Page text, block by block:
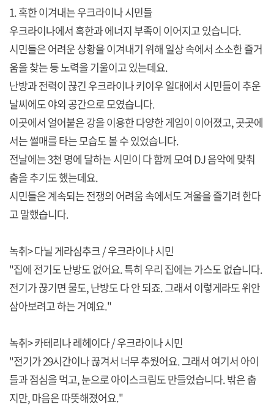
1. 혹한 이겨내는 우크라이나 시민들
우크라이나에서 혹한과 에너지 부족이 이어지고 있습니다.
시민들은 어려운 상황을 이겨내기 위해 일상 속에서 소소한 즐거
움을 찾는 등 노력을 기울이고 있는데요.
난방과 전력이 끊긴 우크라이나 키이우 일대에서 시민들이 추운
날씨에도 야외 공간으로 모였습니다.
이곳에서 얼어붙은 강을 이용한 다양한 게임이 이어졌고, 곳곳에
서는 썰매를 타는 모습도 볼 수 있었습니다.
전날에는 3천 명에 달하는 시민이 다 함께 모여 DJ 음악에 맞춰
춤을 추기도 했는데요.
시민들은 계속되는 전쟁의 어려움 속에서도 겨울을 즐기려 한다
고 말했습니다.
녹취> 다닐 게라심추크 / 우크라이나 시민
"집에 전기도 난방도 없어요. 특히 우리 집에는 가스도 없습니다.
전기가 끊기면 물도, 난방도 다 안 되죠. 그래서 이렇게라도 위안
삼아보려고 하는 거예요."
녹취> 카테리나 레헤이다 / 우크라이나 시민
"전기가 29시간이나 끊겨서 너무 추웠어요. 그래서 여기서 아이
들과 점심을 먹고, 눈으로 아이스크림도 만들었습니다. 밖은 춥
지만, 마음은 따뜻해졌어요."